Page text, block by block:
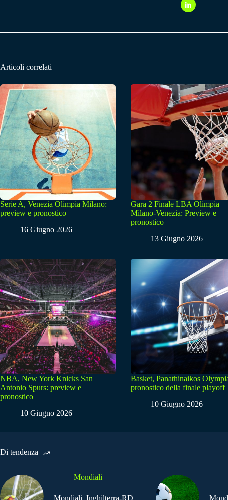
Articoli correlati
Serie A, Venezia Olimpia Milano:
preview e pronostico
16 Giugno 2026
Gara 2 Finale LBA Olimpia
Milano-Venezia: Preview e
pronostico
13 Giugno 2026
NBA, New York Knicks San
Antonio Spurs: preview e
pronostico
10 Giugno 2026
Basket, Panathinaikos
pronostico della finale playoff
10 Giugno 2026
Di tendenza
Mondiali
Mondiali, Inghilterra-RD